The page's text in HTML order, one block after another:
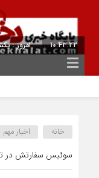
10:43:22 برابر با : 25 - صفر - 1448
خانه اخبار مهم
سوئیس سفارتش در